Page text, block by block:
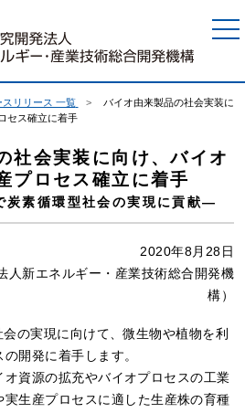
スリリース 一覧
バイオ由来製品の社会実装に
セス確立に着手
社会実装に向け、バイオ
プロセス確立に着手
素循環型社会の実現に貢献―
2020年8月28日
人新エネルギー・産業技術総合開発機
構）
の実現に向けて、微生物や植物を利
開発に着手します。
資源の拡充やバイオプロセスの工業
生産プロセスに適した生産株の育種